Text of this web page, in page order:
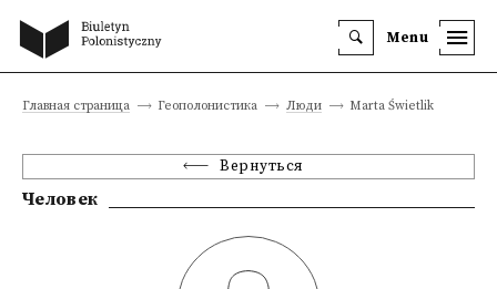
Menu
Главная страница Геополонистика Люди Marta Świetlik
Вернуться
Человек